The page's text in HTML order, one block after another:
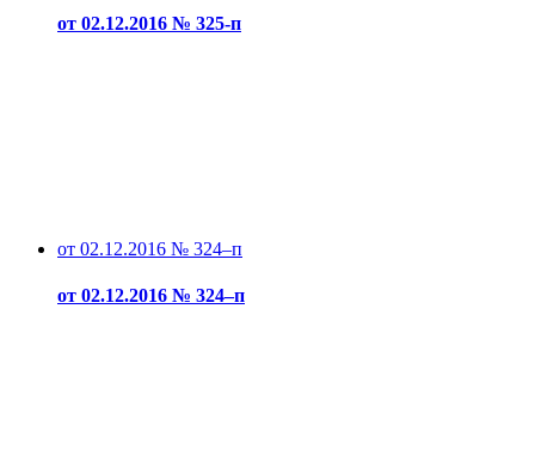
от 02.12.2016 № 325-п
от 02.12.2016 № 324–п
от 02.12.2016 № 324–п